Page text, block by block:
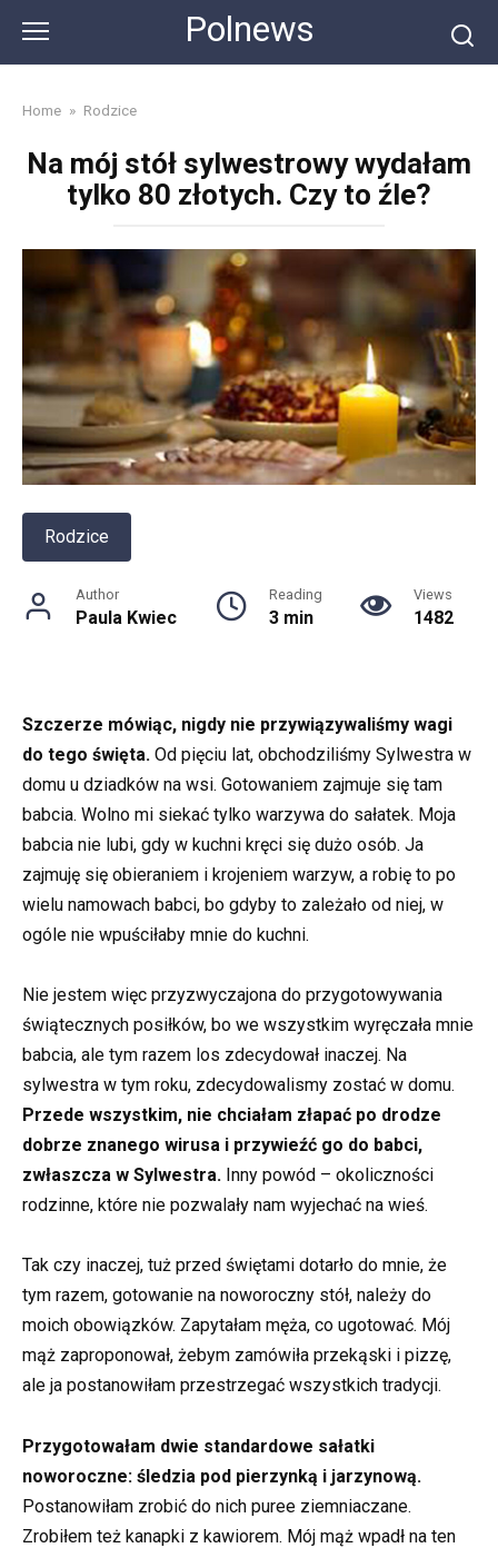
content
Polnews
Home » Rodzice
Na mój stół sylwestrowy wydałam
tylko 80 złotych. Czy to źle?
Rodzice
Author
Paula Kwiec
Reading
3 min
Views
1482
Szczerze mówiąc, nigdy nie przywiązywaliśmy wagi
do tego święta. Od pięciu lat, obchodziliśmy Sylwestra w
domu u dziadków na wsi. Gotowaniem zajmuje się tam
babcia. Wolno mi siekać tylko warzywa do sałatek. Moja
babcia nie lubi, gdy w kuchni kręci się dużo osób. Ja
zajmuję się obieraniem i krojeniem warzyw, a robię to po
wielu namowach babci, bo gdyby to zależało od niej, w
ogóle nie wpuściłaby mnie do kuchni.
Nie jestem więc przyzwyczajona do przygotowywania
świątecznych posiłków, bo we wszystkim wyręczała mnie
babcia, ale tym razem los zdecydował inaczej. Na
sylwestra w tym roku, zdecydowalismy zostać w domu.
Przede wszystkim, nie chciałam złapać po drodze
dobrze znanego wirusa i przywieźć go do babci,
zwłaszcza w Sylwestra. Inny powód – okoliczności
rodzinne, które nie pozwalały nam wyjechać na wieś.
Tak czy inaczej, tuż przed świętami dotarło do mnie, że
tym razem, gotowanie na noworoczny stół, należy do
moich obowiązków. Zapytałam męża, co ugotować. Mój
mąż zaproponował, żebym zamówiła przekąski i pizzę,
ale ja postanowiłam przestrzegać wszystkich tradycji.
Przygotowałam dwie standardowe sałatki
noworoczne: śledzia pod pierzynką i jarzynową.
Postanowiłam zrobić do nich puree ziemniaczane.
Zrobiłem też kanapki z kawiorem. Mój mąż wpadł na ten